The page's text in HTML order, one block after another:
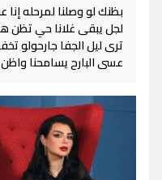
بظنك لو وصلنا لمرحله
لجل يبقى غلانا حي تظن
ترى ليل الجفا جارحولو
عسى البارح يسامحنا واظن